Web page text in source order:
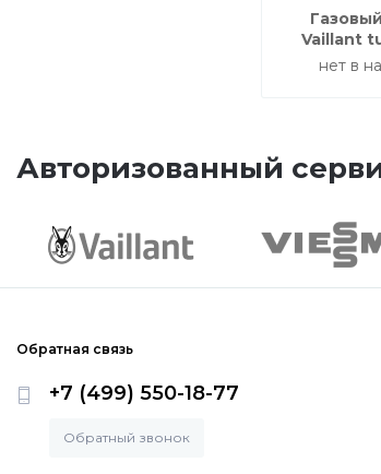
Vaillant
plus
нет в
Авторизованный
Обратная связь
+7 (499) 550-18-77
Обратный звонок